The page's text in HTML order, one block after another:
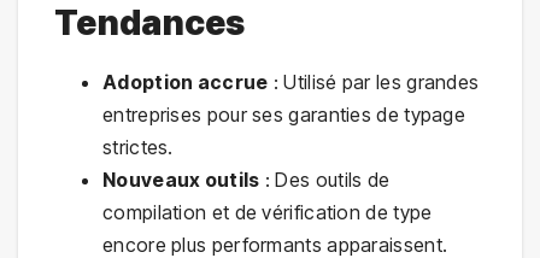
Tendances
Adoption accrue : Utilisé par les grandes
entreprises pour ses garanties de typage
strictes.
Nouveaux outils : Des outils de
compilation et de vérification de type
encore plus performants apparaissent.